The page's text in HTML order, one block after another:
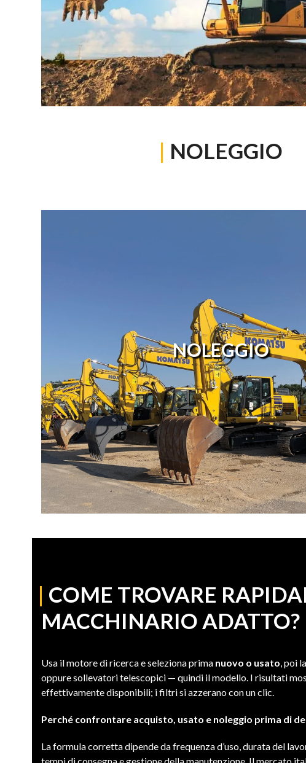
| NOLEGGIO
NOLEGGIO
| COME TROVARE
MACCHINARIO ADATTO?
Usa il motore di ricerca e seleziona prima nuovo o usato, poi la
oppure sollevatori telescopici — quindi il modello. I risultati
effettivamente disponibili; i filtri si azzerano con un clic.
Perché confrontare acquisto, usato e noleggio prima di
La formula corretta dipende da frequenza d’uso, durata del